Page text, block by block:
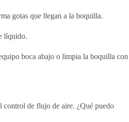
gotas que llegan a la boquilla.
líquido.
boca abajo o limpia la boquilla con
de flujo de aire. ¿Qué puedo